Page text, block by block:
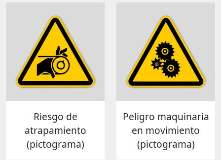
Riesgo de
atrapamiento
(pictograma)
Peligro maquinaria
en movimiento
(pictograma)